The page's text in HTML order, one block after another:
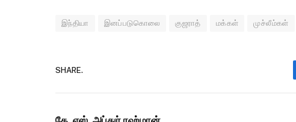
இந்தியா இனப்படுகொலை குஜராத் மக்கள் முச்லீம்கள்
SHARE.